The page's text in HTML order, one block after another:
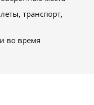
транспорт,
во время